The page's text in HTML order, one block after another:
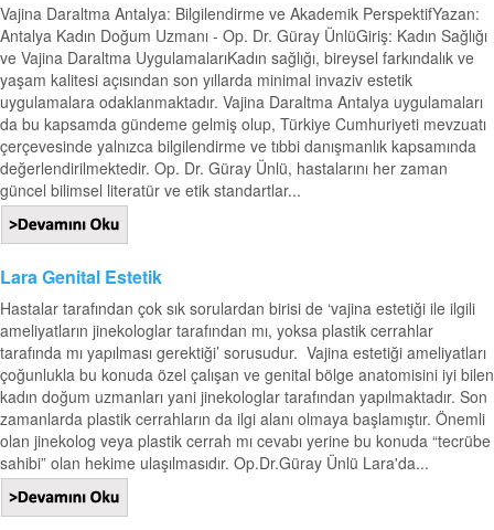
Vajina Daraltma Antalya: Bilgilendirme ve Akademik PerspektifYazan:
Antalya Kadın Doğum Uzmanı - Op. Dr. Güray ÜnlüGiriş: Kadın Sağlığı
ve Vajina Daraltma UygulamalarıKadın sağlığı, bireysel farkındalık ve
yaşam kalitesi açısından son yıllarda minimal invaziv estetik
uygulamalara odaklanmaktadır. Vajina Daraltma Antalya uygulamaları
da bu kapsamda gündeme gelmiş olup, Türkiye Cumhuriyeti mevzuatı
çerçevesinde yalnızca bilgilendirme ve tıbbi danışmanlık kapsamında
değerlendirilmektedir. Op. Dr. Güray Ünlü, hastalarını her zaman
güncel bilimsel literatür ve etik standartlar...
Lara Genital Estetik
Hastalar tarafından çok sık sorulardan birisi de ‘vajina estetiği ile ilgili
ameliyatların jinekologlar tarafından mı, yoksa plastik cerrahlar
tarafında mı yapılması gerektiği’ sorusudur. Vajina estetiği ameliyatları
çoğunlukla bu konuda özel çalışan ve genital bölge anatomisini iyi bilen
kadın doğum uzmanları yani jinekologlar tarafından yapılmaktadır. Son
zamanlarda plastik cerrahların da ilgi alanı olmaya başlamıştır. Önemli
olan jinekolog veya plastik cerrah mı cevabı yerine bu konuda “tecrübe
sahibi” olan hekime ulaşılmasıdır. Op.Dr.Güray Ünlü Lara'da...